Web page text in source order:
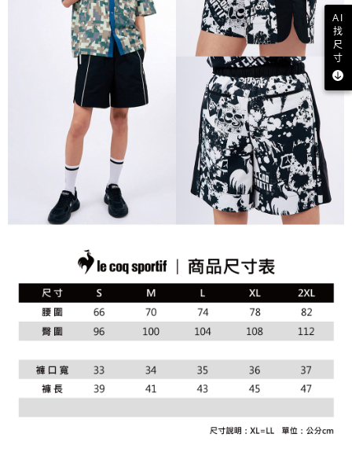
AI
找
尺
寸